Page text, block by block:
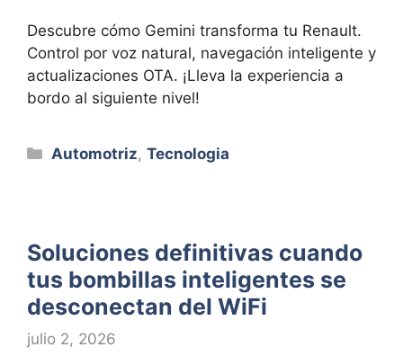
Descubre cómo Gemini transforma tu Renault.
Control por voz natural, navegación inteligente y
actualizaciones OTA. ¡Lleva la experiencia a
bordo al siguiente nivel!
Categorías
Automotriz,Tecnologia
Soluciones definitivas cuando
tus bombillas inteligentes se
desconectan del WiFi
julio 2, 2026